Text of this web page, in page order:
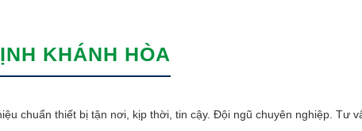
KHÁNH HÒA
chuẩn thiết bị tận nơi, kịp thời, tin cậy. Đội ngũ chuyên nghiệp. Tư